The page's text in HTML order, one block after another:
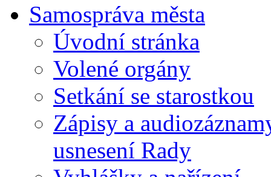
Samospráva města
Úvodní stránka
Volené orgány
Setkání se starostkou
Zápisy a
usnesení Rady